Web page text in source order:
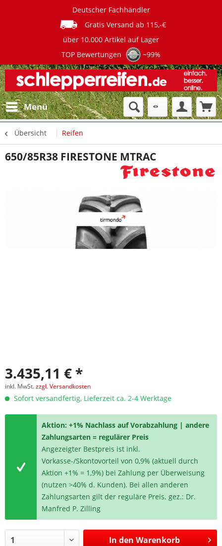
Deutscher Fachhändler
Gratis Versand ab 115,-€
über 10.000 Artikel auf Lager
TOP Bewertungen
~99%
Menü
Übersicht Reifen
650/85R38 FIRESTONE MTRAC
3.435,11 € *
inkl. MwSt.zzgl. Versandkosten
Sofort versandfertig, Lieferzeit ca. 2-4 Werktage
Aktion: +1% Nachlass auf Vorabzahlung | andere
Zahlungsarten = regulärer Preis
Angezeigter Bestpreis ist inkl.
Vorkasse-/Skontovorteil von 0,9% (aktuell durch
Aktion +1% = 1,9%) bei Zahlung per Überweisung
(nutzen >40% d. Kunden). Bei allen anderen
Zahlungsarten gilt der reguläre Preis. gez.: Dr.
Manfred P. Zilling
In den Warenkorb